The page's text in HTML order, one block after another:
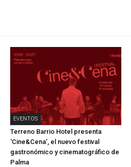
EVENTOS
Terreno Barrio Hotel presenta
‘Cine&Cena’, el nuevo festival
gastronómico y cinematográfico de
Palma